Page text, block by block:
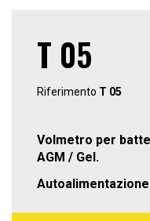
T 05
Riferimento T 05
Volmetro per
AGM / Gel.